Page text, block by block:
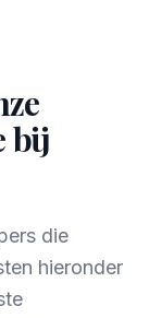
bij
die
hieronder